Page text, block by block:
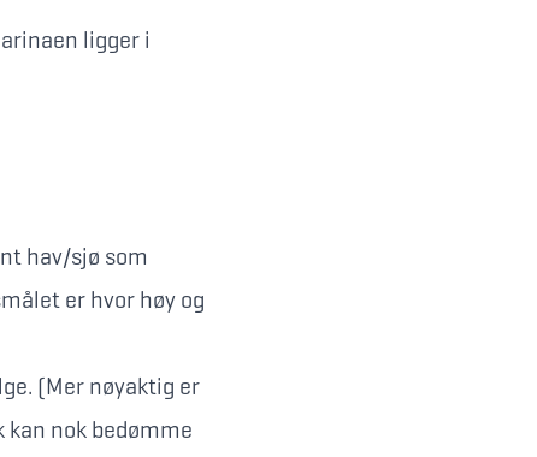
ligger i
hav/sjø som
er hvor høy og
(Mer nøyaktig er
nok bedømme